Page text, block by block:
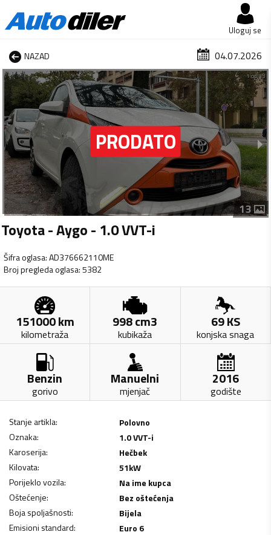
Uloguj se
NAZAD 04.07.2026
1 od 13
13
Toyota - Aygo - 1.0 VVT-i
Šifra oglasa:AD376662110ME
Broj pregleda oglasa:5382
151000km
kilometraža
998cm3
kubikaža
69KS
konjska snaga
Benzin
gorivo
Manuelni
mjenjač
2016
godište
Stanje artikla:
Polovno
Oznaka:
1.0 VVT-i
Karoserija:
Hečbek
Kilovata: 51kW
Porijeklo vozila:
Na ime kupca
Oštećenje:
Bez oštećenja
Boja spoljašnosti:
Bijela
Emisioni standard:
Euro 6